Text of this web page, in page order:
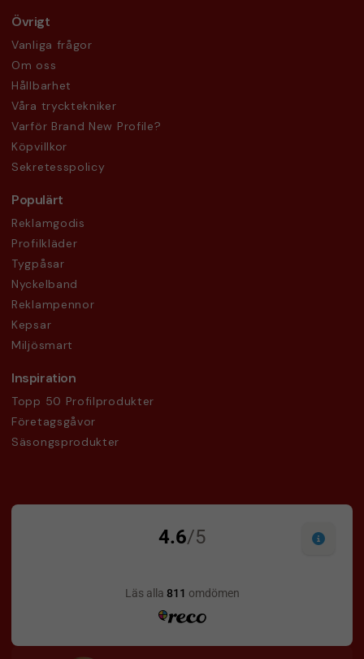
Övrigt
Vanliga frågor
Om oss
Hållbarhet
Våra trycktekniker
Varför Brand New Profile?
Köpvillkor
Sekretesspolicy
Populärt
Reklamgodis
Profilkläder
Tygpåsar
Nyckelband
Reklampennor
Kepsar
Miljösmart
Inspiration
Topp 50 Profilprodukter
Företagsgåvor
Säsongsprodukter